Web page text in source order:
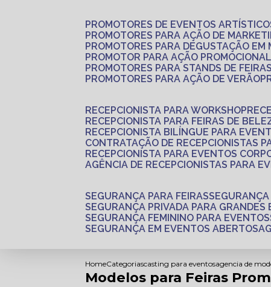
PROMOTORES DE EVENTOS
PROMOTORES PARA AÇÃO DE
PROMOTORES PARA DEGUSTAÇÃO EM
PROMOTOR PARA AÇÃO PROMOCIONAL
PROMOTORES PARA STANDS DE FEIRAS
PROMOTORES PARA AÇÃO DE VERÃO
RECEPCIONISTA PARA WORKSHOP
RECEPCIONISTA PARA FEIRAS DE
RECEPCIONISTA BILÍNGUE PARA
CONTRATAÇÃO DE RECEPCIONISTAS
RECEPCIONISTA PARA EVENTOS
AGÊNCIA DE RECEPCIONISTAS PARA
SEGURANÇA PARA FEIRAS
SEGURANÇA PRIVADA PARA GRANDES
SEGURANÇA FEMININO PARA EVENTOS
SEGURANÇA EM EVENTOS ABERTOS
HomeCategoriascasting para eventosagencia de
Modelos para Feiras